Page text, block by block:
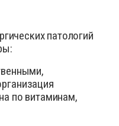
патологий
по витаминам,